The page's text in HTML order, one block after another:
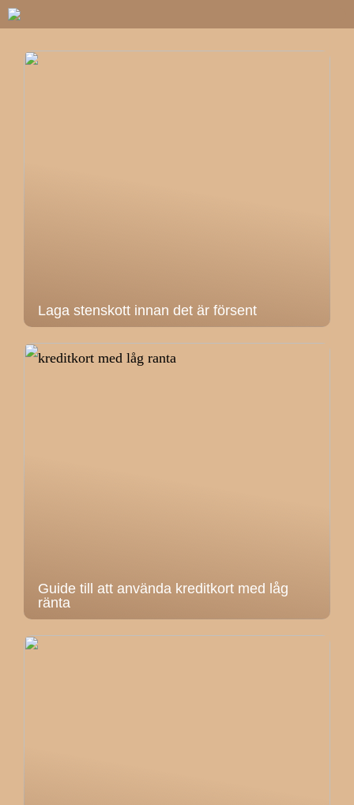
Laga stenskott innan det är försent
Guide till att använda kreditkort med låg
ränta